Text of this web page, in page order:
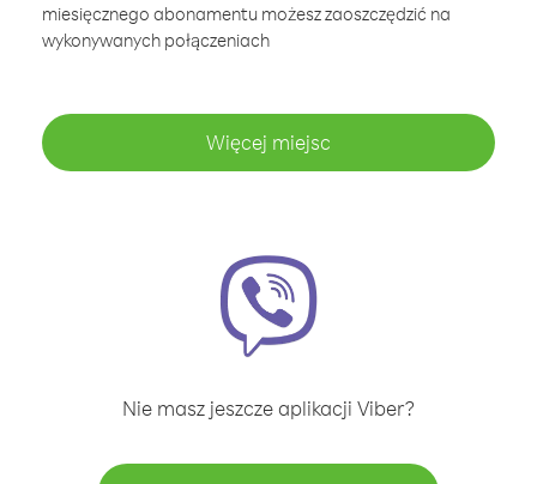
miesięcznego abonamentu możesz zaoszczędzić na
wykonywanych połączeniach
Więcej miejsc
Nie masz jeszcze aplikacji Viber?